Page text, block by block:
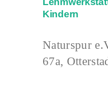
Kindern
Naturspur
67a,